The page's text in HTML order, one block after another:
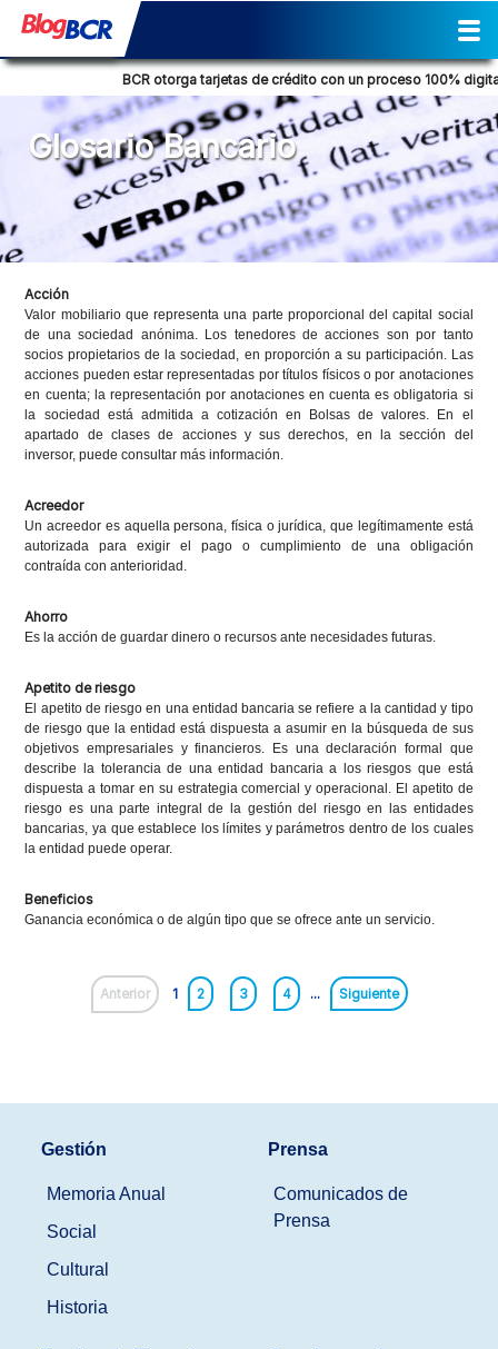
BCR otorga tarjetas de crédito con un proceso 100% digital
Glosario Bancario
Acción
Valor mobiliario que representa una parte proporcional del capital social
de una sociedad anónima. Los tenedores de acciones son por tanto
socios propietarios de la sociedad, en proporción a su participación. Las
acciones pueden estar representadas por títulos físicos o por anotaciones
en cuenta; la representación por anotaciones en cuenta es obligatoria si
la sociedad está admitida a cotización en Bolsas de valores. En el
apartado de clases de acciones y sus derechos, en la sección del
inversor, puede consultar más información.
Acreedor
Un acreedor es aquella persona, física o jurídica, que legítimamente está
autorizada para exigir el pago o cumplimiento de una obligación
contraída con anterioridad.
Ahorro
Es la acción de guardar dinero o recursos ante necesidades futuras.
Apetito de riesgo
El apetito de riesgo en una entidad bancaria se refiere a la cantidad y tipo
de riesgo que la entidad está dispuesta a asumir en la búsqueda de sus
objetivos empresariales y financieros. Es una declaración formal que
describe la tolerancia de una entidad bancaria a los riesgos que está
dispuesta a tomar en su estrategia comercial y operacional. El apetito de
riesgo es una parte integral de la gestión del riesgo en las entidades
bancarias, ya que establece los límites y parámetros dentro de los cuales
la entidad puede operar.
Beneficios
Ganancia económica o de algún tipo que se ofrece ante un servicio.
Anterior 1 2 3 4 ... Siguiente
Gestión
Memoria Anual
Social
Cultural
Historia
Prensa
Comunicados de
Prensa